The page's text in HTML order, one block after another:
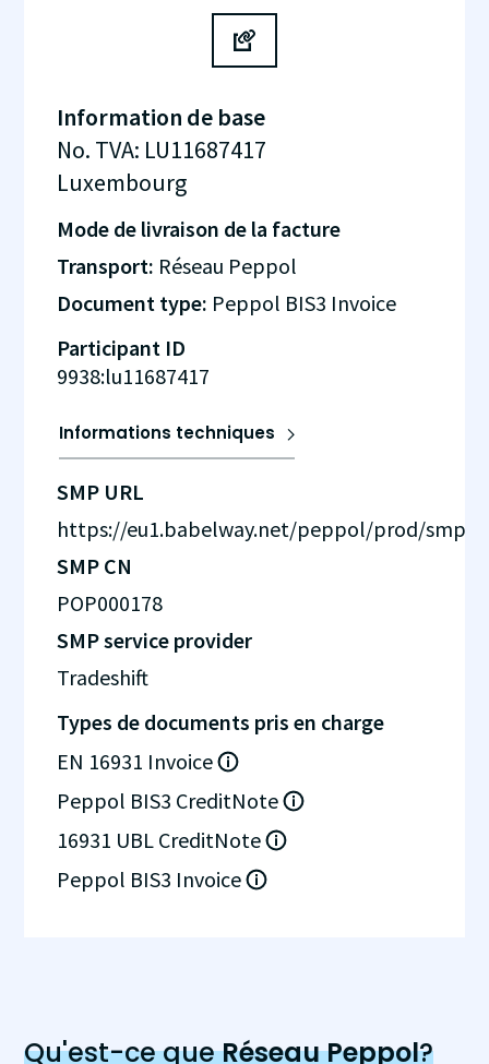
Information de base
No. TVA: LU11687417
Luxembourg
Mode de livraison de la facture
Transport: Réseau Peppol
Document type: Peppol BIS3 Invoice
Participant ID
9938:lu11687417
Informations techniques
SMP URL
https://eu1.babelway.net/peppol/prod/smp
SMP CN
POP000178
SMP service provider
Tradeshift
Types de documents pris en charge
EN 16931 Invoice
Peppol BIS3 CreditNote
16931 UBL CreditNote
Peppol BIS3 Invoice
Qu'est-ce queRéseau Peppol?